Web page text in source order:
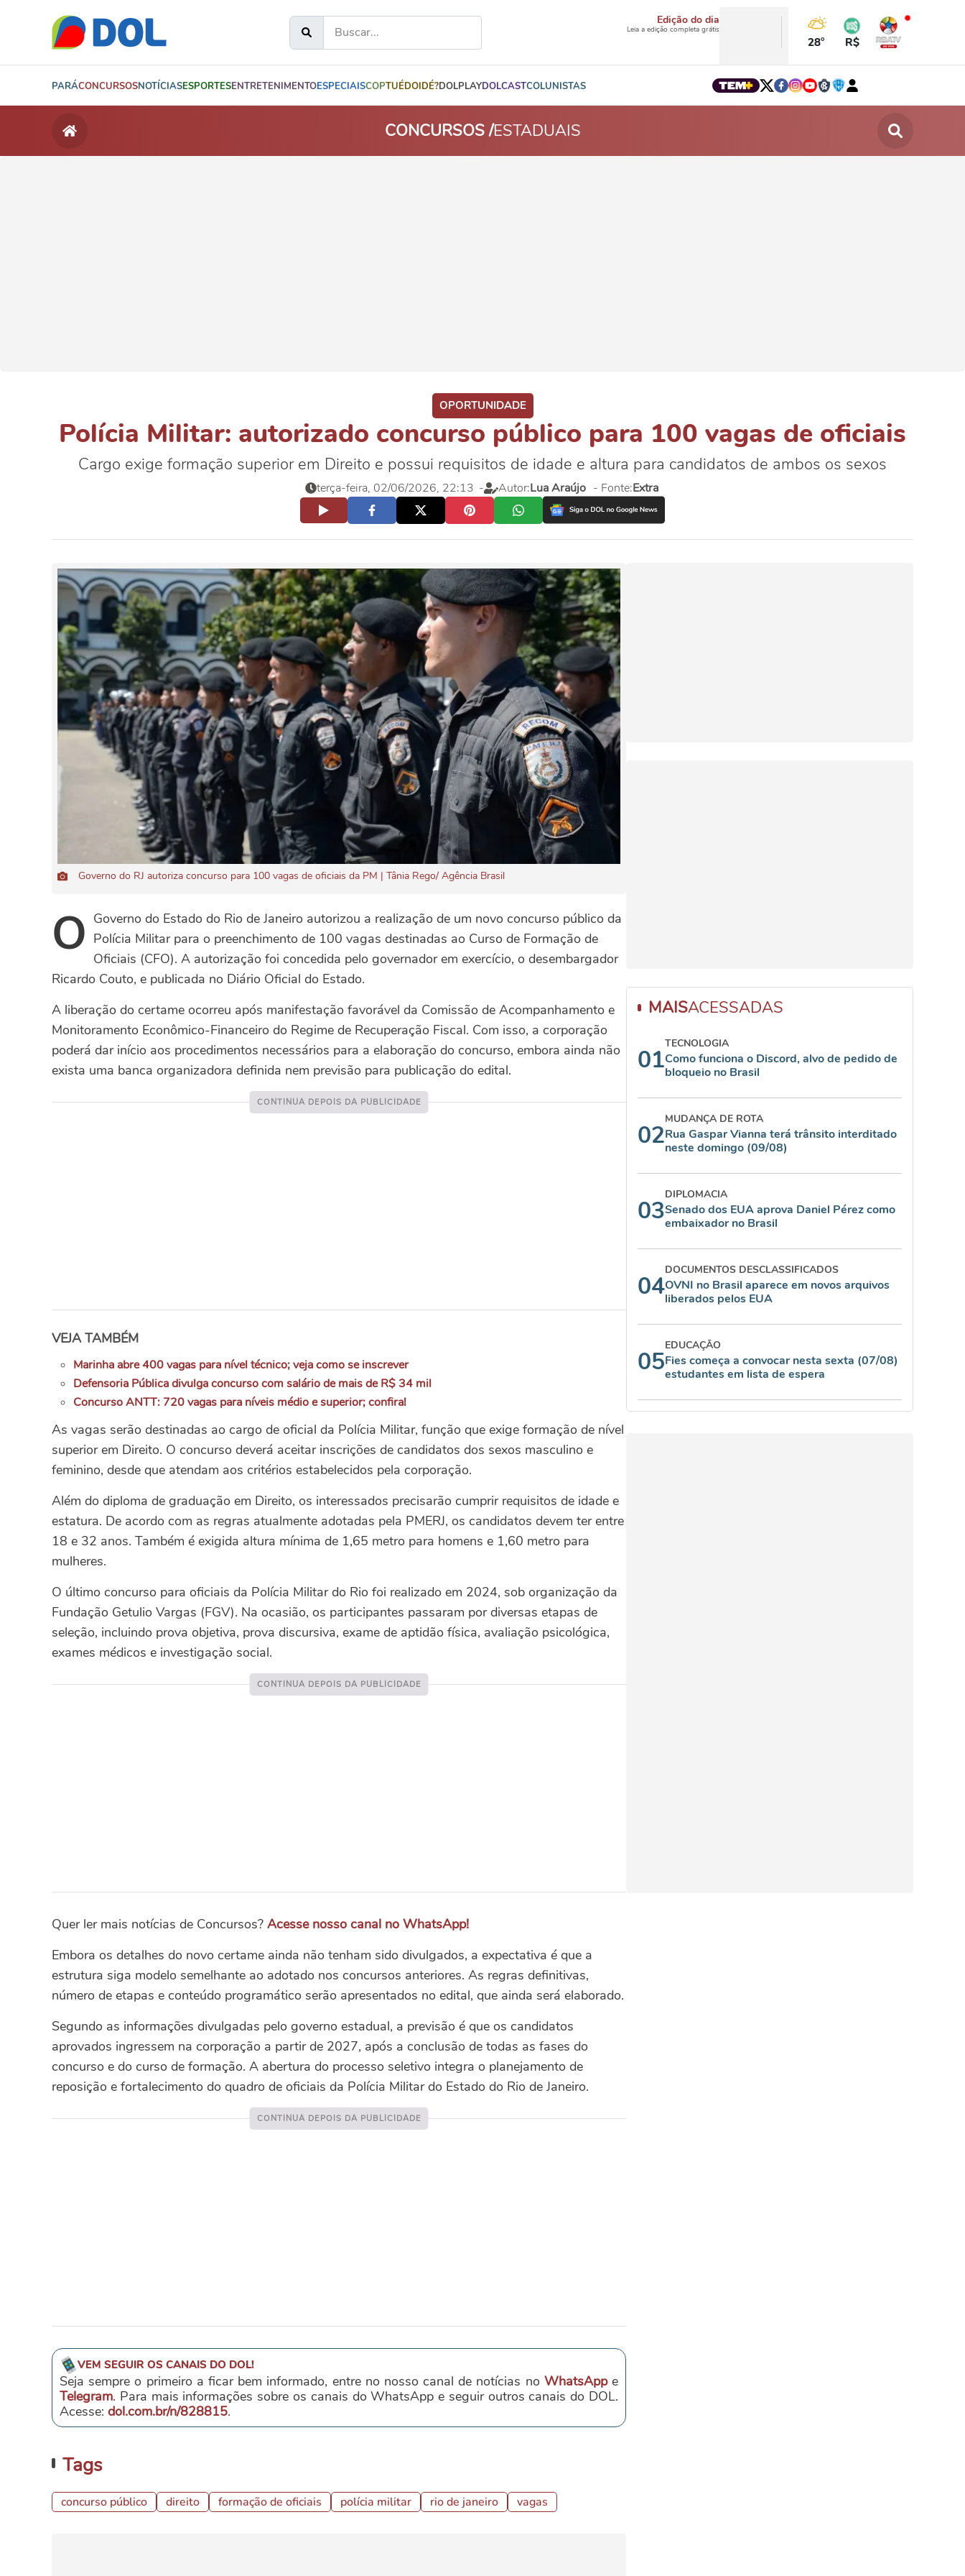
Edição do dia
Leia a edição completa grátis
28° R$
PARÁCONCURSOSNOTÍCIASESPORTESENTRETENIMENTOESPECIAISCOPTUÉDOIDÉ?DOLPLAYDOLCASTCOLUNISTAS
CONCURSOS /ESTADUAIS
OPORTUNIDADE
Polícia Militar: autorizado concurso público para 100 vagas de oficiais
Cargo exige formação superior em Direito e possui requisitos de idade e altura para candidatos de ambos os sexos
terça-feira, 02/06/2026, 22:13 - Autor:Lua Araújo - Fonte:Extra
Governo do RJ autoriza concurso para 100 vagas de oficiais da PM | Tânia Rego/ Agência Brasil
O Governo do Estado do Rio de Janeiro autorizou a realização de um novo concurso público da
Polícia Militar para o preenchimento de 100 vagas destinadas ao Curso de Formação de
Oficiais (CFO). A autorização foi concedida pelo governador em exercício, o desembargador
Ricardo Couto, e publicada no Diário Oficial do Estado.
A liberação do certame ocorreu após manifestação favorável da Comissão de Acompanhamento e
Monitoramento Econômico-Financeiro do Regime de Recuperação Fiscal. Com isso, a corporação
poderá dar início aos procedimentos necessários para a elaboração do concurso, embora ainda não
exista uma banca organizadora definida nem previsão para publicação do edital.
VEJA TAMBÉM
Marinha abre 400 vagas para nível técnico; veja como se inscrever
Defensoria Pública divulga concurso com salário de mais de R$ 34 mil
Concurso ANTT: 720 vagas para níveis médio e superior; confira!
As vagas serão destinadas ao cargo de oficial da Polícia Militar, função que exige formação de nível
superior em Direito. O concurso deverá aceitar inscrições de candidatos dos sexos masculino e
feminino, desde que atendam aos critérios estabelecidos pela corporação.
Além do diploma de graduação em Direito, os interessados precisarão cumprir requisitos de idade e
estatura. De acordo com as regras atualmente adotadas pela PMERJ, os candidatos devem ter entre
18 e 32 anos. Também é exigida altura mínima de 1,65 metro para homens e 1,60 metro para
mulheres.
O último concurso para oficiais da Polícia Militar do Rio foi realizado em 2024, sob organização da
Fundação Getulio Vargas (FGV). Na ocasião, os participantes passaram por diversas etapas de
seleção, incluindo prova objetiva, prova discursiva, exame de aptidão física, avaliação psicológica,
exames médicos e investigação social.
Quer ler mais notícias de Concursos? Acesse nosso canal no WhatsApp!
Embora os detalhes do novo certame ainda não tenham sido divulgados, a expectativa é que a
estrutura siga modelo semelhante ao adotado nos concursos anteriores. As regras definitivas,
número de etapas e conteúdo programático serão apresentados no edital, que ainda será elaborado.
Segundo as informações divulgadas pelo governo estadual, a previsão é que os candidatos
aprovados ingressem na corporação a partir de 2027, após a conclusão de todas as fases do
concurso e do curso de formação. A abertura do processo seletivo integra o planejamento de
reposição e fortalecimento do quadro de oficiais da Polícia Militar do Estado do Rio de Janeiro.
VEM SEGUIR OS CANAIS DO DOL!
Seja sempre o primeiro a ficar bem informado, entre no nosso canal de notícias no WhatsAppe
Telegram. Para mais informações sobre os canais do WhatsApp e seguir outros canais do DOL.
Acesse: dol.com.br/n/828815.
Tags
concurso público direito formação de oficiais polícia militar rio de janeiro vagas
MAISACESSADAS
01
TECNOLOGIA
Como funciona o Discord, alvo de pedido de
bloqueio no Brasil
02
MUDANÇA DE ROTA
Rua Gaspar Vianna terá trânsito interditado
neste domingo (09/08)
03
DIPLOMACIA
Senado dos EUA aprova Daniel Pérez como
embaixador no Brasil
04
DOCUMENTOS DESCLASSIFICADOS
OVNI no Brasil aparece em novos arquivos
liberados pelos EUA
05
EDUCAÇÃO
Fies começa a convocar nesta sexta (07/08)
estudantes em lista de espera